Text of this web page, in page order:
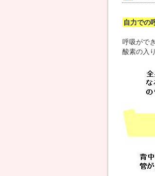
自力での
呼吸がで
酸素の入